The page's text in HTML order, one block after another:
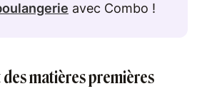
avec Combo !
des matières premières